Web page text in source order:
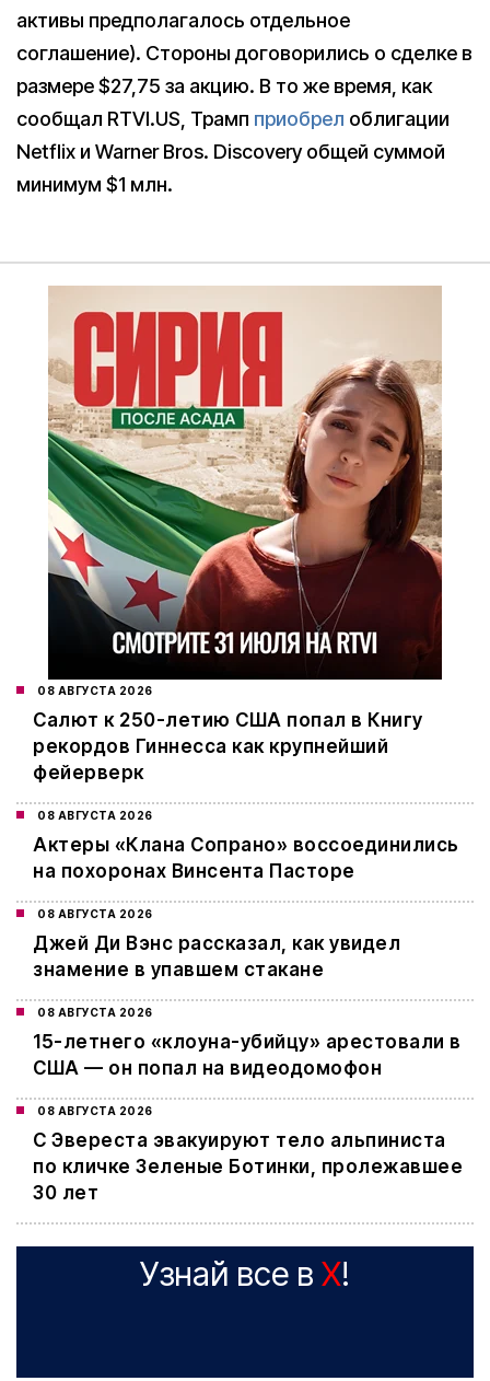
активы предполагалось отдельное
соглашение). Стороны договорились о сделке в
размере $27,75 за акцию. В то же время, как
сообщал RTVI.US, Трамп приобрел облигации
Netflix и Warner Bros. Discovery общей суммой
минимум $1 млн.
08 АВГУСТА 2026
Салют к 250-летию США попал в Книгу
рекордов Гиннесса как крупнейший
фейерверк
08 АВГУСТА 2026
Актеры «Клана Сопрано» воссоединились
на похоронах Винсента Пасторе
08 АВГУСТА 2026
Джей Ди Вэнс рассказал, как увидел
знамение в упавшем стакане
08 АВГУСТА 2026
15-летнего «клоуна-убийцу» арестовали в
США — он попал на видеодомофон
08 АВГУСТА 2026
С Эвереста эвакуируют тело альпиниста
по кличке Зеленые Ботинки, пролежавшее
30 лет
Узнай все в X!